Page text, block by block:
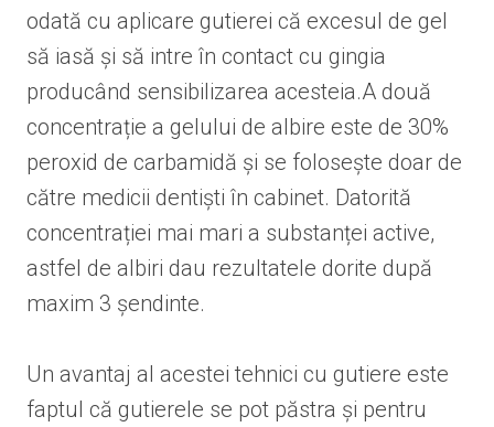
odată cu aplicare gutierei că excesul de gel
să iasă și să intre în contact cu gingia
producând sensibilizarea acesteia.A două
concentrație a gelului de albire este de 30%
peroxid de carbamidă și se folosește doar de
către medicii dentiști în cabinet. Datorită
concentrației mai mari a substanței active,
astfel de albiri dau rezultatele dorite după
maxim 3 șendinte.
Un avantaj al acestei tehnici cu gutiere este
faptul că gutierele se pot păstra și pentru